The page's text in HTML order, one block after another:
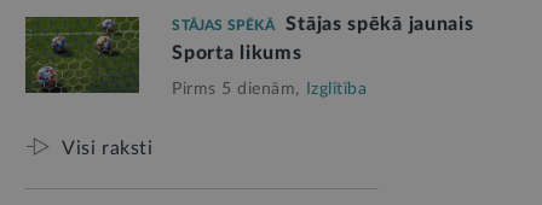
STĀJAS SPĒKĀ
Stājas spēkā jaunais
Sporta likums
Pirms 5 dienām, Izglītība
Visi raksti